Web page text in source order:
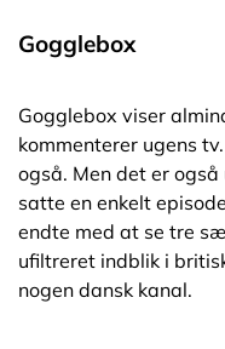
Gogglebox
Gogglebox viser
kommenterer ugens
også. Men det er
satte en enkelt
endte med at se tre
ufiltreret indblik i
nogen dansk kanal.